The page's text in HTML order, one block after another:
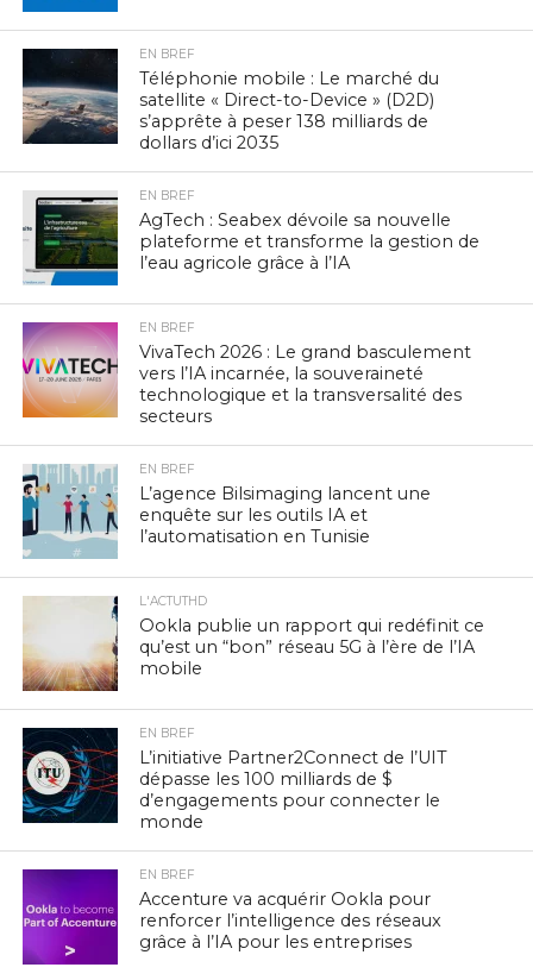
EN BREF
Téléphonie mobile : Le marché du
satellite « Direct-to-Device » (D2D)
s’apprête à peser 138 milliards de
dollars d’ici 2035
EN BREF
AgTech : Seabex dévoile sa nouvelle
plateforme et transforme la gestion de
l’eau agricole grâce à l’IA
EN BREF
VivaTech 2026 : Le grand basculement
vers l’IA incarnée, la souveraineté
technologique et la transversalité des
secteurs
EN BREF
L’agence Bilsimaging lancent une
enquête sur les outils IA et
l’automatisation en Tunisie
L'ACTUTHD
Ookla publie un rapport qui redéfinit ce
qu’est un “bon” réseau 5G à l’ère de l’IA
mobile
EN BREF
L’initiative Partner2Connect de l’UIT
dépasse les 100 milliards de $
d’engagements pour connecter le
monde
EN BREF
Accenture va acquérir Ookla pour
renforcer l’intelligence des réseaux
grâce à l’IA pour les entreprises